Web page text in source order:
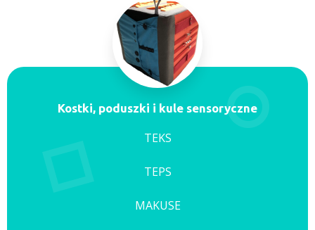
Kostki, poduszki i kule sensoryczne
TEKS
TEPS
MAKUSE